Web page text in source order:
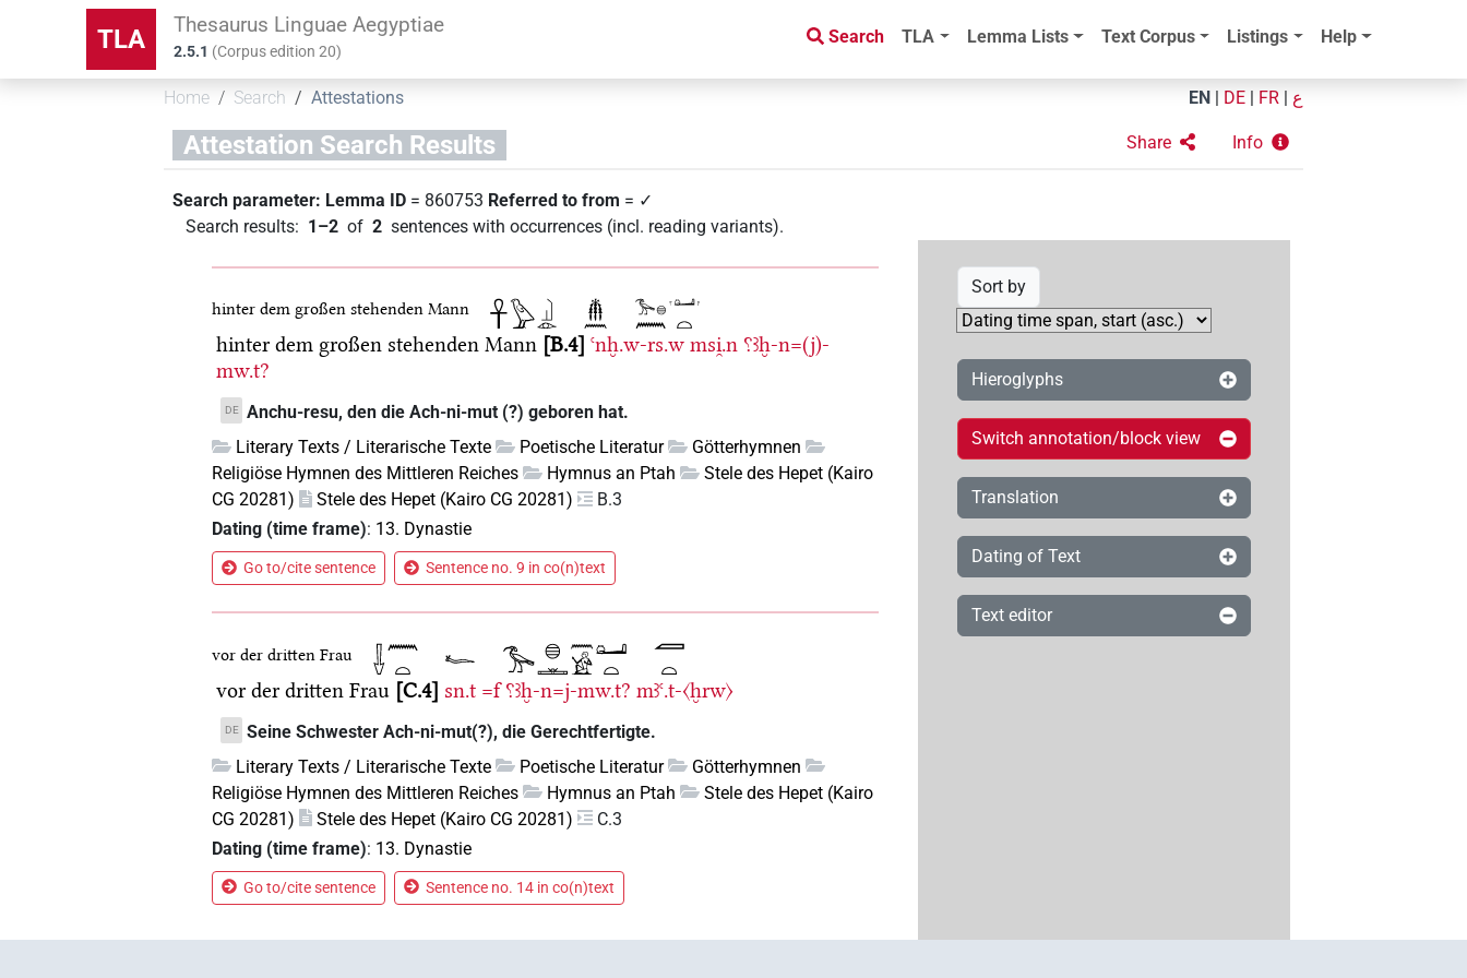
TLA Thesaurus Linguae Aegyptiae
2.5.1 (Corpus edition20)
Search TLA Lemma Lists Text Corpus Listings Help
Home Search Attestations EN DE FR ع
Attestation Search Results Share Info
Search parameter: Lemma ID = 860753 Referred to from = ✓
Search results: 1–2 of 2 sentences with occurrences (incl. reading variants).
hinter dem großen stehenden Mann
hinter dem großen stehenden Mann B.4 ꜥnḫ.w-rs.w msi̯.n ⸮ꜣḫ-n=(j)-
mw.t?
DE Anchu-resu, den die Ach-ni-mut (?) geboren hat.
Literary Texts / Literarische Texte
Poetische Literatur
Götterhymnen
Religiöse Hymnen des Mittleren Reiches
Hymnus an Ptah
Stele des Hepet (Kairo
CG 20281)
Stele des Hepet (Kairo CG 20281)
B.3
Dating (time frame): 13. Dynastie
Go to/cite sentence Sentence no. 9 in co(n)text
vor der dritten Frau
vor der dritten Frau C.4 sn.t =f ⸮ꜣḫ-n=j-mw.t? mꜣꜥ.t-〈ḫrw〉
DE
Seine Schwester Ach-ni-mut(?), die Gerechtfertigte.
Literary Texts / Literarische Texte
Poetische Literatur
Götterhymnen
Religiöse Hymnen des Mittleren Reiches
Hymnus an Ptah
Stele des Hepet (Kairo
CG 20281)
Stele des Hepet (Kairo CG 20281)
C.3
Dating (time frame): 13. Dynastie
Go to/cite sentence Sentence no. 14 in co(n)text
Sort by
Hieroglyphs
Switch annotation/block view
Translation
Dating of Text
Text editor